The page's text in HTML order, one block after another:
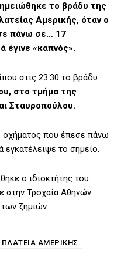
το βράδυ της
Αμερικής, όταν ο
πάνω σε… 17
έγινε «καπνός».
στις 23:30 το βράδυ
στο τμήμα της
Σταυροπούλου.
οχήματος που έπεσε πάνω
εγκατέλειψε το σημείο.
ο ιδιοκτήτης του
στην Τροχαία Αθηνών
ζημιών.
ΠΛΑΤΕΙΑ ΑΜΕΡΙΚΗΣ